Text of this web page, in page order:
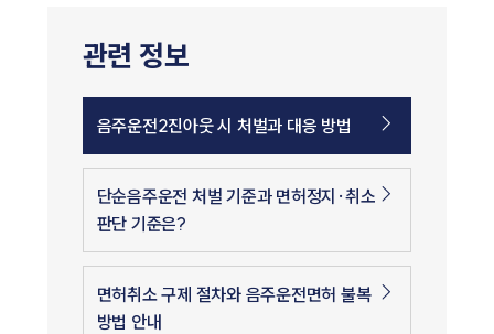
관련 정보
음주운전2진아웃 시 처벌과 대응 방법
단순음주운전 처벌 기준과 면허정지·취소
판단 기준은?
면허취소 구제 절차와 음주운전면허 불복
방법 안내